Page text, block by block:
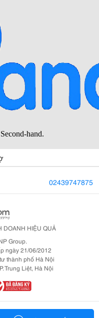
02439747875
DOANH HIỆU QUẢ
Group.
ngày 21/06/2012
thành phố Hà Nội
Trung Liệt, Hà Nội